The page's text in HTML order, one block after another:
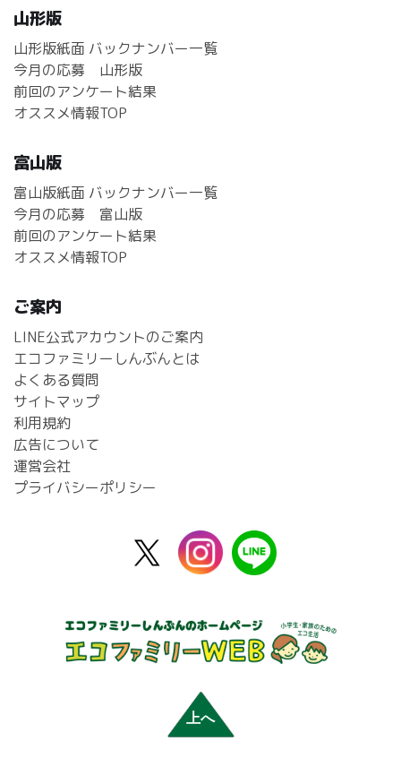
山形版
山形版紙面 バックナンバー一覧
今月の応募 山形版
前回のアンケート結果
オススメ情報TOP
富山版
富山版紙面 バックナンバー一覧
今月の応募 富山版
前回のアンケート結果
オススメ情報TOP
ご案内
LINE公式アカウントのご案内
エコファミリーしんぶんとは
よくある質問
サイトマップ
利用規約
広告について
運営会社
プライバシーポリシー
instagram
上へ